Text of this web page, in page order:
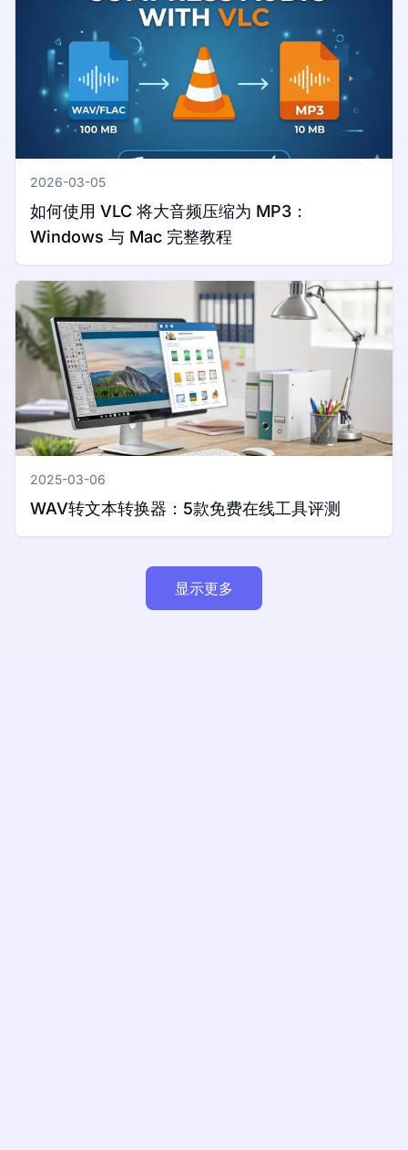
2026-03-05
如何使用 VLC 将大音频压缩为 MP3：
Windows 与 Mac 完整教程
2025-03-06
WAV转文本转换器：5款免费在线工具评测
显示更多